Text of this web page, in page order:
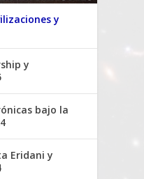
y
y
bajo la
Eridani y